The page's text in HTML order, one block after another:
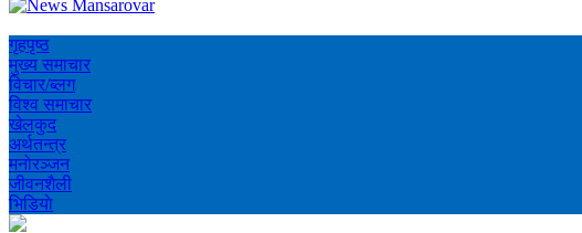
गृहपृष्ठ
मुख्य समाचार
विचार/ब्लग
विश्व समाचार
खेलकुद
अर्थतन्त्र
मनोरञ्‍जन
जीवनशैली
भिडियाे